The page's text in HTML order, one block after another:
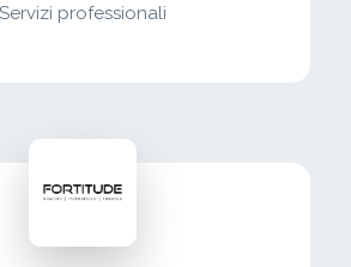
Servizi professionali